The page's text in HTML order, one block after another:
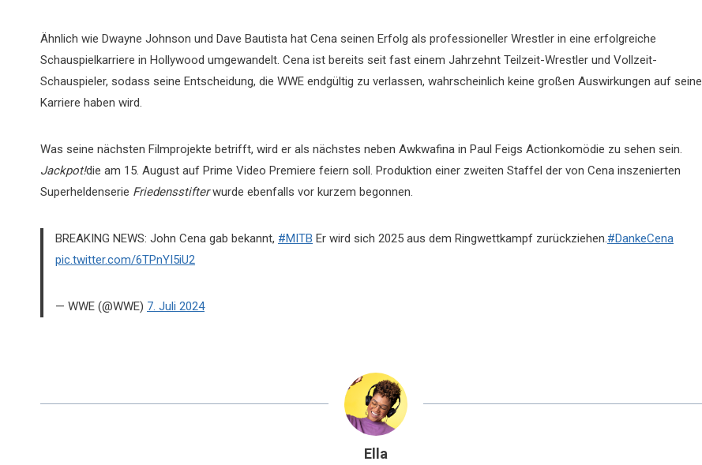
Ähnlich wie Dwayne Johnson und Dave Bautista hat Cena seinen Erfolg als professioneller Wrestler in eine erfolgreiche
Schauspielkarriere in Hollywood umgewandelt. Cena ist bereits seit fast einem Jahrzehnt Teilzeit-Wrestler und Vollzeit-
Schauspieler, sodass seine Entscheidung, die WWE endgültig zu verlassen, wahrscheinlich keine großen Auswirkungen auf seine
Karriere haben wird.
Was seine nächsten Filmprojekte betrifft, wird er als nächstes neben Awkwafina in Paul Feigs Actionkomödie zu sehen sein.
Jackpot!die am 15. August auf Prime Video Premiere feiern soll. Produktion einer zweiten Staffel der von Cena inszenierten
Superheldenserie Friedensstifterwurde ebenfalls vor kurzem begonnen.
BREAKING NEWS: John Cena gab bekannt, #MITB Er wird sich 2025 aus dem Ringwettkampf zurückziehen.#DankeCena
pic.twitter.com/6TPnYI5iU2
— WWE (@WWE) 7. Juli 2024
Ella